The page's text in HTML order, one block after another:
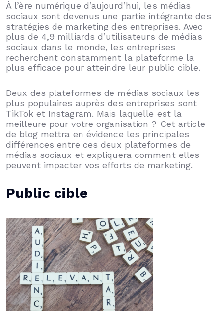
À l’ère numérique d’aujourd’hui, les médias
sociaux sont devenus une partie intégrante des
stratégies de marketing des entreprises. Avec
plus de 4,9 milliards d’utilisateurs de médias
sociaux dans le monde, les entreprises
recherchent constamment la plateforme la
plus efficace pour atteindre leur public cible.
Deux des plateformes de médias sociaux les
plus populaires auprès des entreprises sont
TikTok et Instagram. Mais laquelle est la
meilleure pour votre organisation ? Cet article
de blog mettra en évidence les principales
différences entre ces deux plateformes de
médias sociaux et expliquera comment elles
peuvent impacter vos efforts de marketing.
Public cible